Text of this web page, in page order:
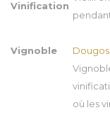
Vinification
Vignoble
où les